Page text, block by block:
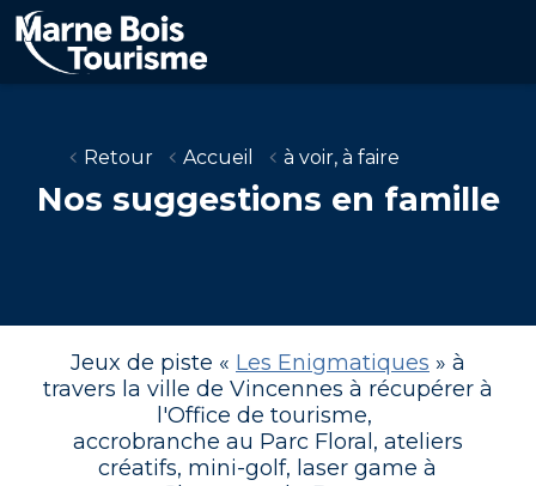
Aller
au
contenu
principal
Retour Accueil à voir, à faire
Nos suggestions en famille
Jeux de piste « Les Enigmatiques » à
travers la ville de Vincennes à récupérer à
l'Office de tourisme,
accrobranche au Parc Floral, ateliers
créatifs, mini-golf, laser game à